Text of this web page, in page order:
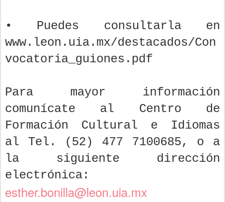
• Puedes consultarla en
www.leon.uia.mx/destacados/Con
vocatoria_guiones.pdf
Para mayor información
comunícate al Centro de
Formación Cultural e Idiomas
al Tel. (52) 477 7100685, o a
la siguiente dirección
electrónica:
esther.bonilla@leon.uia.mx